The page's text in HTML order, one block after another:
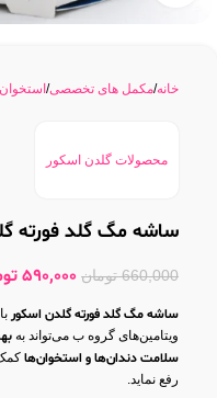
خانه مکمل های تخصصی
محصولات گلدن اسکور
ساشه مگ گلد فورته
660,000 تومان 590,000
ساشه مگ گلد فورته گلدن اسکور
ویتامین‌های گروه ب می‌تواند به
سلامت دندان‌ها و استخوان‌ها
رفع نماید.